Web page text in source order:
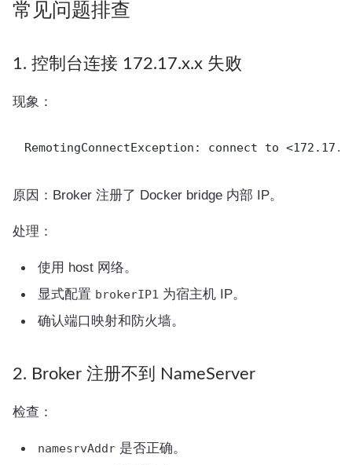
常见问题排查
1. 控制台连接 172.17.x.x 失败
现象：
原因：Broker 注册了 Docker bridge 内部 IP。
处理：
使用 host 网络。
显式配置 brokerIP1 为宿主机 IP。
确认端口映射和防火墙。
2. Broker 注册不到 NameServer
检查：
namesrvAddr 是否正确。